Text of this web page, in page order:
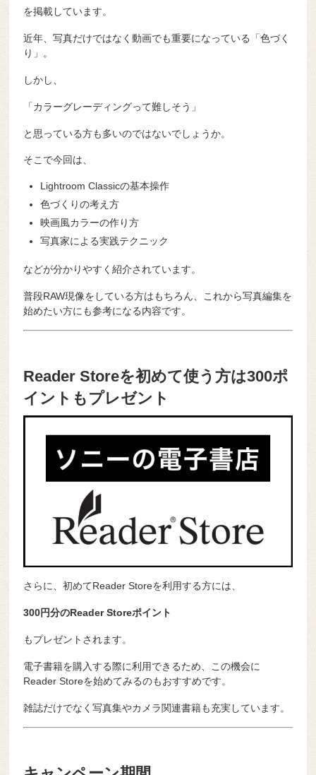
を掲載しています。
近年、写真だけではなく動画でも重要になっている「色づく
り」。
しかし、
「カラーグレーディングって難しそう」
と思っている方も多いのではないでしょうか。
そこで今回は、
Lightroom Classicの基本操作
色づくりの考え方
映画風カラーの作り方
写真家による実践テクニック
などが分かりやすく紹介されています。
普段RAW現像をしている方はもちろん、これから写真編集を
始めたい方にも参考になる内容です。
Reader Storeを初めて使う方は300ポ
イントもプレゼント
さらに、初めてReader Storeを利用する方には、
300円分のReader Storeポイント
もプレゼントされます。
電子書籍を購入する際に利用できるため、この機会に
Reader Storeを始めてみるのもおすすめです。
雑誌だけでなく写真集やカメラ関連書籍も充実しています。